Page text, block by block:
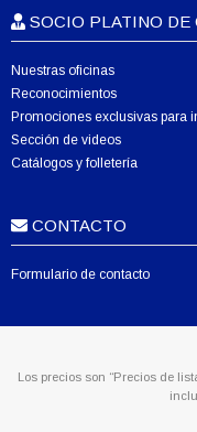
SOCIO PLATINO DE
Nuestras oficinas
Reconocimientos
Promociones exclusivas para
Sección de videos
Catálogos y folletería
CONTACTO
Formulario de contacto
Los precios son “Precios de